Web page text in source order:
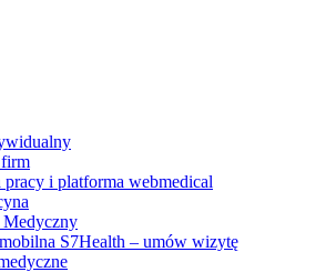
i platforma webmedical
Medyczny
S7Health – umów wizytę